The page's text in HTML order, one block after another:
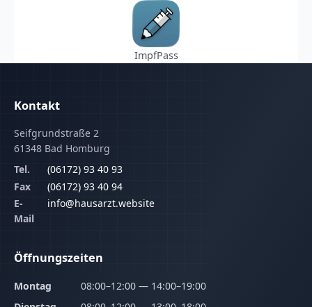
ImpfPass
Kontakt
Seifgrundstraße 2
61348 Bad Homburg
Tel.
(06172) 93 40 93
Fax
(06172) 93 40 94
E-
Mail
info@hausarzt.website
Öffnungszeiten
Montag
08:00–12:00 — 14:00–19:00